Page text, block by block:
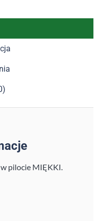
pilocie MIĘKKI.